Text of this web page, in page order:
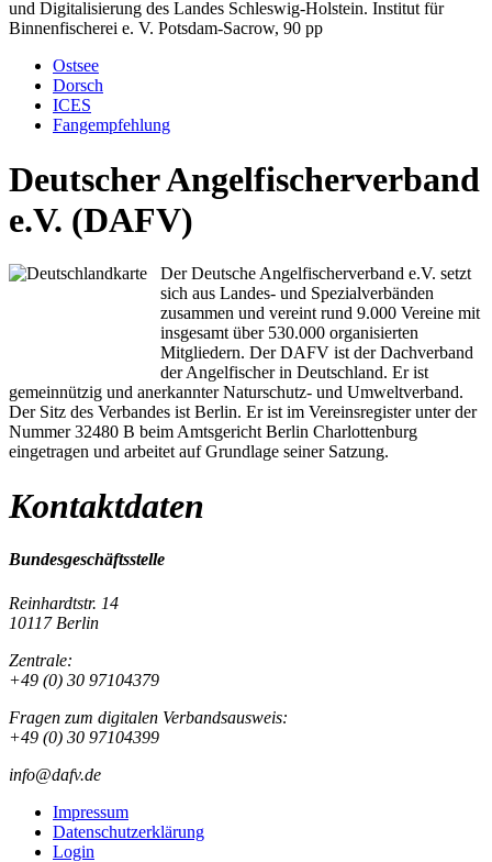
und Digitalisierung des Landes Schleswig-Holstein. Institut für
Binnenfischerei e. V. Potsdam-Sacrow, 90 pp
Ostsee
Dorsch
ICES
Fangempfehlung
Deutscher Angelfischerverband
e.V. (DAFV)
Der Deutsche Angelfischerverband e.V. setzt
sich aus Landes- und Spezialverbänden
zusammen und vereint rund 9.000 Vereine mit
insgesamt über 530.000 organisierten
Mitgliedern. Der DAFV ist der Dachverband
der Angelfischer in Deutschland. Er ist
gemeinnützig und anerkannter Naturschutz- und Umweltverband.
Der Sitz des Verbandes ist Berlin. Er ist im Vereinsregister unter der
Nummer 32480 B beim Amtsgericht Berlin Charlottenburg
eingetragen und arbeitet auf Grundlage seiner Satzung.
Kontaktdaten
Bundesgeschäftsstelle
Reinhardtstr. 14
10117 Berlin
Zentrale:
+49 (0) 30 97104379
Fragen zum digitalen Verbandsausweis:
+49 (0) 30 97104399
info@dafv.de
Impressum
Datenschutzerklärung
Login